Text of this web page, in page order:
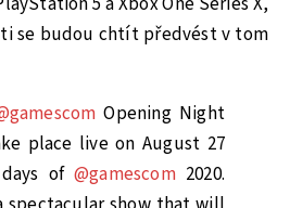
se budou chtít předvést v tom
Opening Night
place live on August 27
of@gamescom2020.